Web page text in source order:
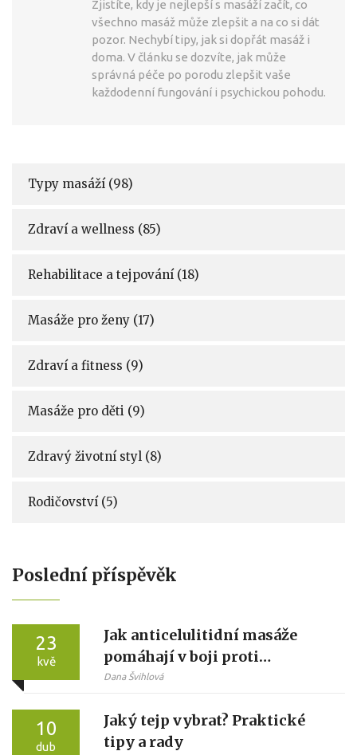
Zjistíte, kdy je nejlepší s masáží začít, co
všechno masáž může zlepšit a na co si dát
pozor. Nechybí tipy, jak si dopřát masáž i
doma. V článku se dozvíte, jak může
správná péče po porodu zlepšit vaše
každodenní fungování i psychickou pohodu.
Typy masáží (98)
Zdraví a wellness (85)
Rehabilitace a tejpování (18)
Masáže pro ženy (17)
Zdraví a fitness (9)
Masáže pro děti (9)
Zdravý životní styl (8)
Rodičovství (5)
Poslední příspěvěk
23
kvě
Jak anticelulitidní masáže
pomáhají v boji proti
celulitidě
Dana Švihlová
10
dub
Jaký tejp vybrat? Praktické
tipy a rady